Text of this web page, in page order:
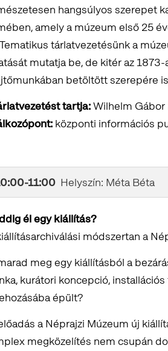
hangsúlyos szerepet
amely a múzeum első 25
tárlatvezetésünk a
mutatja be, de kitér az
betöltött szerepére
tartja:Wilhelm
központi információs
11:00 Helyszín: Méta Béta
él egy kiállítás?
módszertan a
meg egy kiállításból a
kurátori koncepció,
épült?
a Néprajzi Múzeum új
megközelítés nem csupán